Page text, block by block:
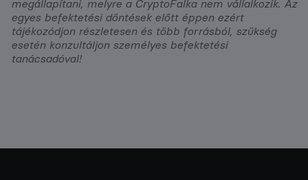
megállapítani, melyre a CryptoFalka nem vállalkozik. Az
egyes befektetési döntések előtt éppen ezért
tájékozódjon részletesen és több forrásból, szükség
esetén konzultáljon személyes befektetési
tanácsadóval!